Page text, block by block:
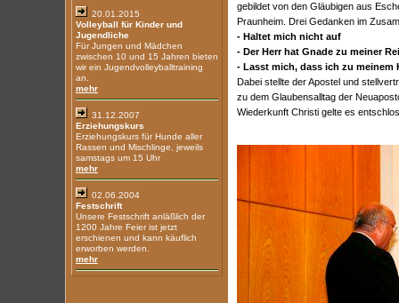
20.01.2015
Volleyball für Kinder und
Jugendliche
Für Jungen und Mädchen
zwischen 10 und 15 Jahren bieten
wir ein Jugendvolleyballtraining
an.
mehr
31.12.2007
Erziehungskurs
Erziehungskurs für Hunde aller
Rassen und Mischlinge, jeweils
samstags um 15 Uhr
mehr
02.06.2004
Festschrift
Unsere Festschrift anläßlich der
1200 Jahre Feier ist jetzt
erschienen und kann käuflich
erworben werden.
mehr
gebildet von den Gläubigen aus
Praunheim. Drei Gedanken im
- Haltet mich nicht auf
- Der Herr hat Gnade zu meiner
- Lasst mich, dass ich zu meinem
Dabei stellte der Apostel und
zu dem Glaubensalltag der
Wiederkunft Christi gelte es